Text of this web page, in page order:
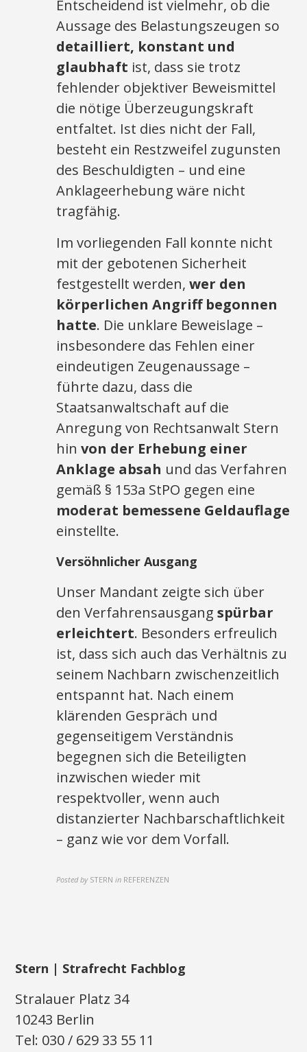
Entscheidend ist vielmehr, ob die
Aussage des Belastungszeugen so
detailliert, konstant und
glaubhaft ist, dass sie trotz
fehlender objektiver Beweismittel
die nötige Überzeugungskraft
entfaltet. Ist dies nicht der Fall,
besteht ein Restzweifel zugunsten
des Beschuldigten – und eine
Anklageerhebung wäre nicht
tragfähig.
Im vorliegenden Fall konnte nicht
mit der gebotenen Sicherheit
festgestellt werden,wer den
körperlichen Angriff begonnen
hatte. Die unklare Beweislage –
insbesondere das Fehlen einer
eindeutigen Zeugenaussage –
führte dazu, dass die
Staatsanwaltschaft auf die
Anregung von Rechtsanwalt Stern
hinvon der Erhebung einer
Anklage absah und das Verfahren
gemäß § 153a StPO gegen eine
moderat bemessene Geldauflage
einstellte.
Versöhnlicher Ausgang
Unser Mandant zeigte sich über
den Verfahrensausgangspürbar
erleichtert. Besonders erfreulich
ist, dass sich auch das Verhältnis zu
seinem Nachbarn zwischenzeitlich
entspannt hat. Nach einem
klärenden Gespräch und
gegenseitigem Verständnis
begegnen sich die Beteiligten
inzwischen wieder mit
respektvoller, wenn auch
distanzierter Nachbarschaftlichkeit
– ganz wie vor dem Vorfall.
Posted by STERN in REFERENZEN
Stern | Strafrecht Fachblog
Stralauer Platz 34
10243 Berlin
Tel: 030 / 629 33 55 11